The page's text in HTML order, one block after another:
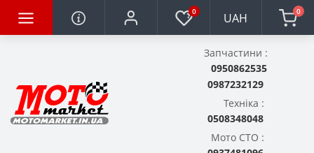
0 UAH 0
Запчастини :
0950862535
0987232129
Техніка :
0508348048
Мото СТО :